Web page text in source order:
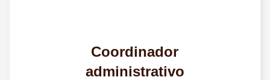
Coordinador
administrativo